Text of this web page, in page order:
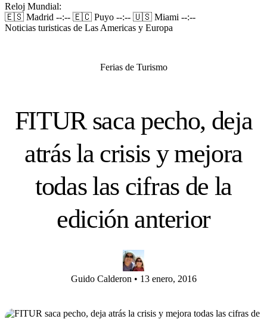
Reloj Mundial:
🇪🇸 Madrid --:-- 🇪🇨 Puyo --:-- 🇺🇸 Miami --:--
Noticias turisticas de Las Americas y Europa
Ferias de Turismo
FITUR saca pecho, deja
atrás la crisis y mejora
todas las cifras de la
edición anterior
Guido Calderon • 13 enero, 2016